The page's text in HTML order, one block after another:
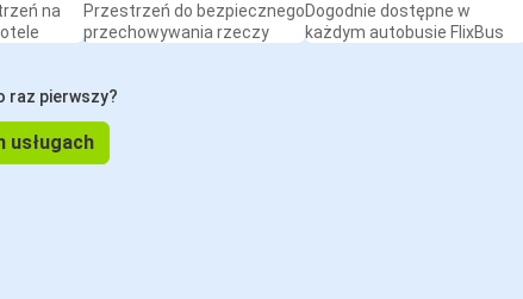
na
Przestrzeń do bezpiecznego
przechowywania rzeczy
Dogodnie dostępne w
każdym autobusie FlixBus
raz pierwszy?
usługach